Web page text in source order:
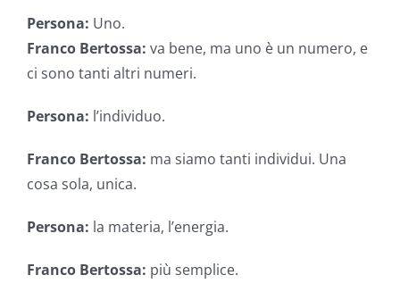
Persona: Uno.
Franco Bertossa: va bene, ma uno è un numero, e
ci sono tanti altri numeri.
Persona: l’individuo.
Franco Bertossa: ma siamo tanti individui. Una
cosa sola, unica.
Persona: la materia, l’energia.
Franco Bertossa: più semplice.